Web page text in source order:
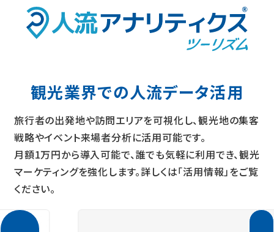
観光業界での人流データ活用
旅行者の出発地や訪問エリアを可視化し、観光地の集客
戦略やイベント来場者分析に活用可能です。
月額1万円から導入可能で、誰でも気軽に利用でき、観光
マーケティングを強化します。詳しくは「活用情報」をご覧
ください。